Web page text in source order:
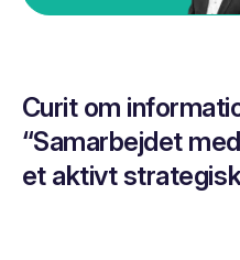
Curit om
“Samarbejdet
et aktivt